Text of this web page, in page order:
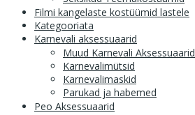
Filmi kangelaste kostüümid lastele
Kategooriata
Karnevali aksessuaarid
Muud Karnevali Aksessuaarid
Karnevalimütsid
Karnevalimaskid
Parukad ja habemed
Peo Aksessuaarid